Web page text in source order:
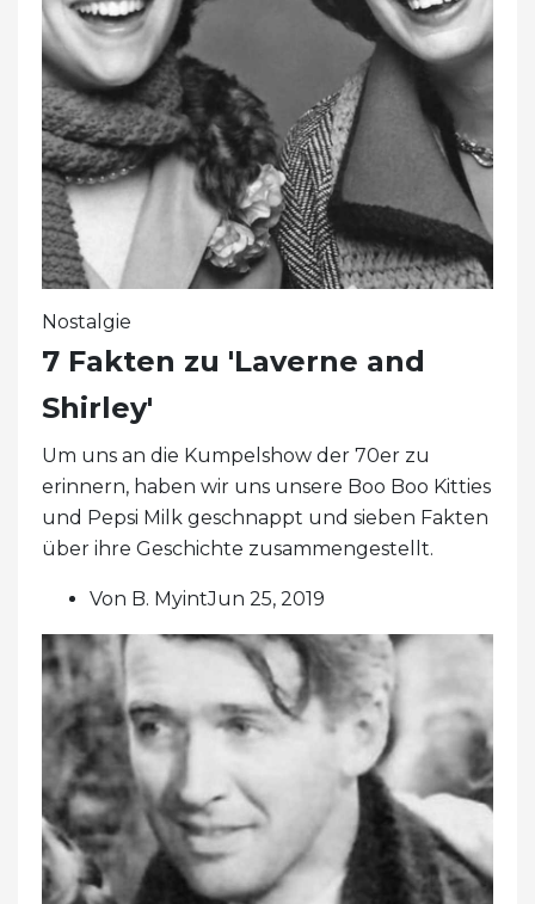
Nostalgie
7 Fakten zu 'Laverne and
Shirley'
Um uns an die Kumpelshow der 70er zu
erinnern, haben wir uns unsere Boo Boo Kitties
und Pepsi Milk geschnappt und sieben Fakten
über ihre Geschichte zusammengestellt.
Von B. MyintJun 25, 2019